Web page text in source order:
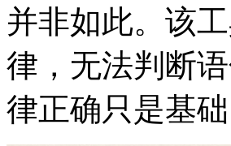
并非如此。该
律，无法判断
律正确只是基础